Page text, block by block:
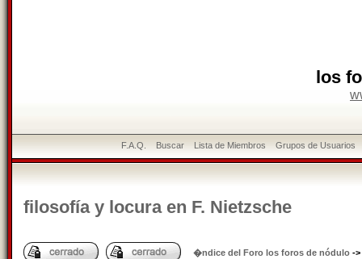
los
F.A.Q. Buscar Lista de Miembros Grupos de Usuarios
filosofía y locura en F. Nietzsche
�ndice del Foro los foros de nódulo ->